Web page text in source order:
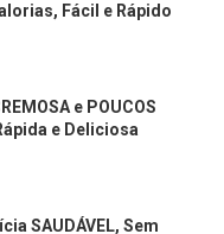
Fácil e Rápido
e POUCOS
e Deliciosa
SAUDÁVEL, Sem